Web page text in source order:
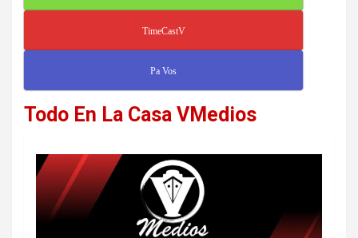
TimeCastV
Pa Vos
Todo En La Casa VMedios